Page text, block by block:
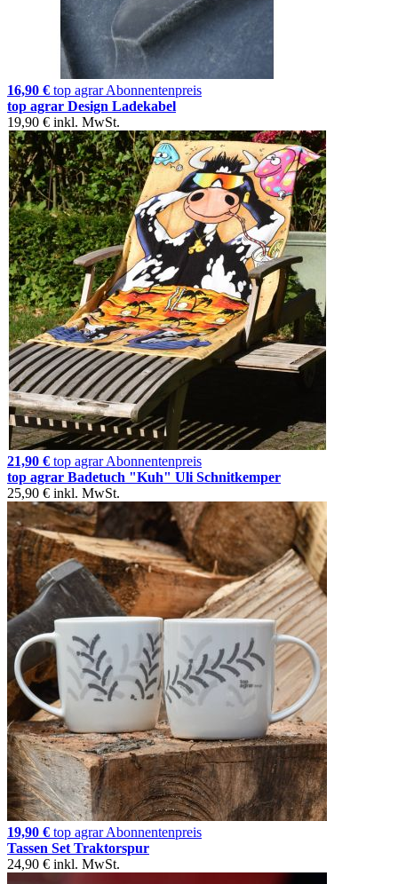
16,90 € top agrar Abonnentenpreis
top agrar Design Ladekabel
19,90 € inkl. MwSt.
21,90 € top agrar Abonnentenpreis
top agrar Badetuch "Kuh" Uli Schnitkemper
25,90 € inkl. MwSt.
19,90 € top agrar Abonnentenpreis
Tassen Set Traktorspur
24,90 € inkl. MwSt.